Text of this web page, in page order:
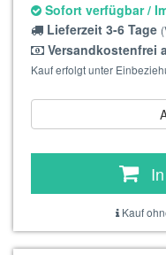
Sofort verfügbar /
Lieferzeit 3-6 Tage
Versandkostenfrei
Kauf erfolgt unter
Kauf